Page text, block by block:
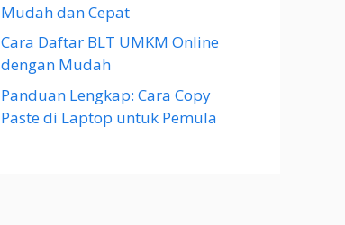
Mudah dan Cepat
Cara Daftar BLT UMKM Online
dengan Mudah
Panduan Lengkap: Cara Copy
Paste di Laptop untuk Pemula